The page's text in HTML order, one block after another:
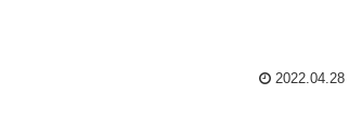
2022.04.28